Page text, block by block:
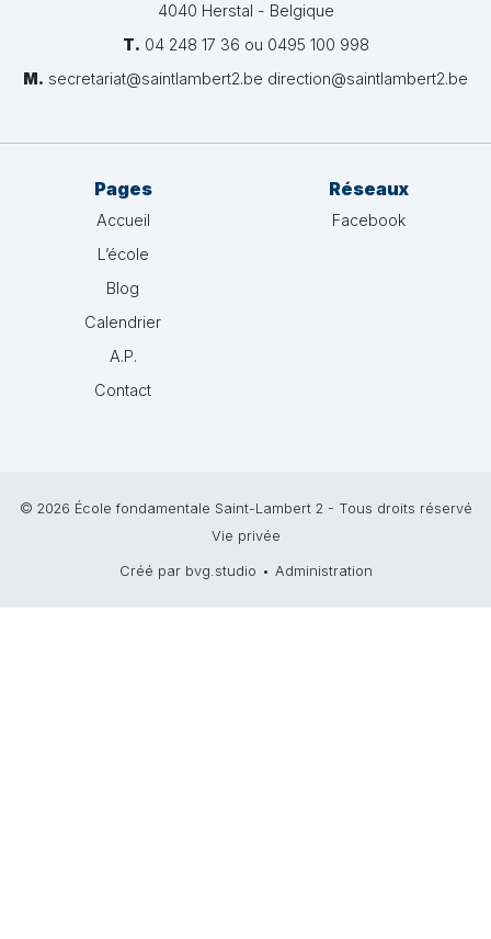
4040 Herstal - Belgique
T. 04 248 17 36 ou 0495 100 998
M. secretariat@saintlambert2.be direction@saintlambert2.be
Pages
Accueil
L’école
Blog
Calendrier
A.P.
Contact
Réseaux
Facebook
© 2026 École fondamentale Saint-Lambert 2 - Tous droits réservé
Vie privée
Créé par bvg.studio • Administration